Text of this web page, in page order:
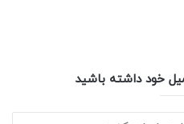
خود داشته باشید